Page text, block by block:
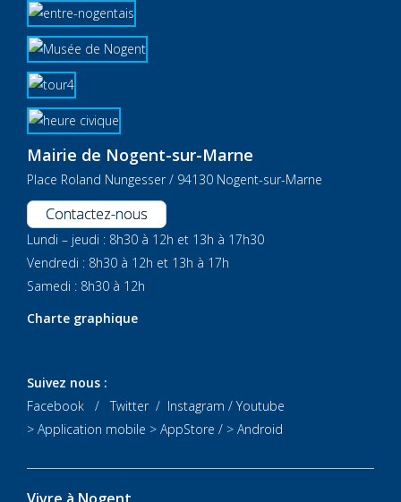
Mairie de Nogent-sur-Marne
Place Roland Nungesser / 94130 Nogent-sur-Marne
Contactez-nous
Lundi – jeudi : 8h30 à 12h et 13h à 17h30
Vendredi : 8h30 à 12h et 13h à 17h
Samedi : 8h30 à 12h
Charte graphique
Suivez nous :
Facebook /Twitter/ Instagram / Youtube
> Application mobile > AppStore / > Android